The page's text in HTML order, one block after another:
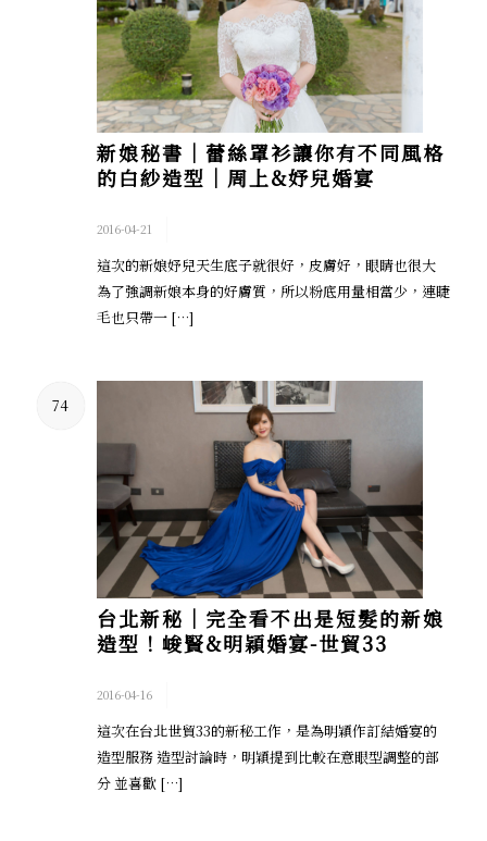
新娘秘書│蕾絲罩衫讓你有不同風格
的白紗造型｜周上&妤兒婚宴
2016-04-21
這次的新娘妤兒天生底子就很好，皮膚好，眼睛也很大
為了強調新娘本身的好膚質，所以粉底用量相當少，連睫
毛也只帶一 […]
74
台北新秘│完全看不出是短髮的新娘
造型！峻賢&明穎婚宴-世貿33
2016-04-16
這次在台北世貿33的新秘工作，是為明穎作訂結婚宴的
造型服務 造型討論時，明穎提到比較在意眼型調整的部
分 並喜歡 […]